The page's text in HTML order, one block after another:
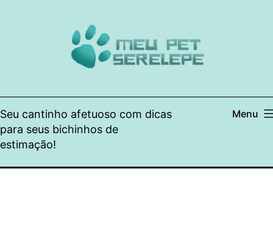
Seu cantinho afetuoso com dicas
para seus bichinhos de
estimação!
Menu